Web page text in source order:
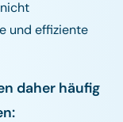
und effiziente
daher häufig